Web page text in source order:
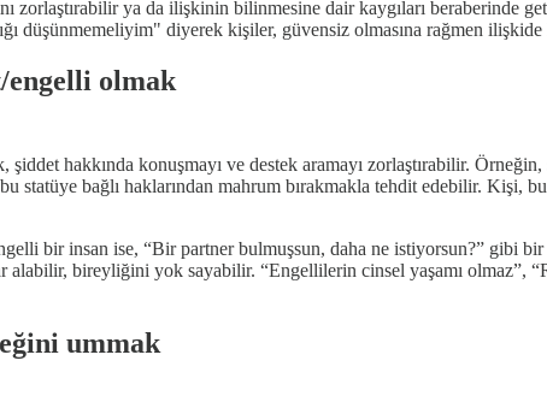
zorlaştırabilir ya da ilişkinin bilinmesine dair kaygıları
düşünmemeliyim" diyerek kişiler, güvensiz olmasına rağmen
engelli olmak
hakkında konuşmayı ve destek aramayı zorlaştırabilir.
statüye bağlı haklarından mahrum bırakmakla tehdit edebilir. Kişi,
bir insan ise, “Bir partner bulmuşsun, daha ne istiyorsun?” gibi
alabilir, bireyliğini yok sayabilir. “Engellilerin cinsel yaşamı
ummak